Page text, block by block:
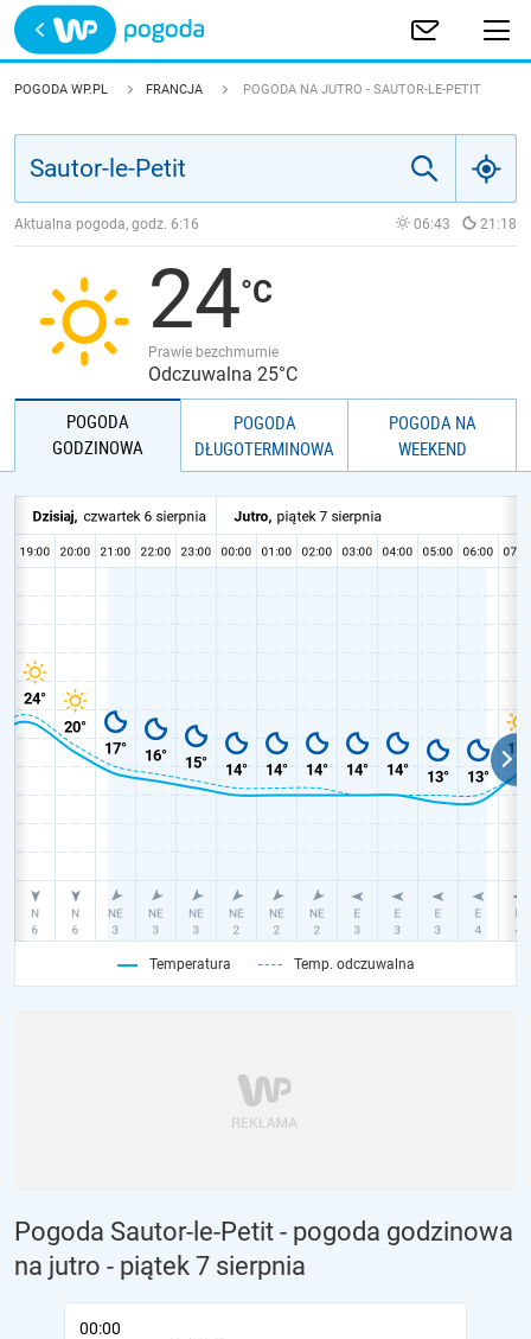
Trwa ładowanie
POLSKA
JAKOŚĆ POWIETRZA
POGODA WP.PL FRANCJA POGODA NA JUTRO - SAUTOR-LE-PETIT
Aktualna pogoda, godz. 6:16 06:43 21:18
24
Prawie bezchmurnie
Odczuwalna 25°C
POGODA
GODZINOWA
POGODA
DŁUGOTERMINOWA
POGODA NA
WEEKEND
Temperatura Temp. odczuwalna
Pogoda Sautor-le-Petit - pogoda godzinowa
na jutro - piątek 7 sierpnia
00:00